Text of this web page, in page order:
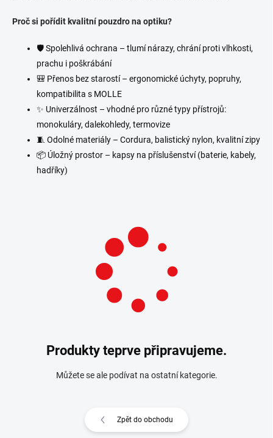
Proč si pořídit kvalitní pouzdro na optiku?
🛡 Spolehlivá ochrana – tlumí nárazy, chrání proti vlhkosti,
prachu i poškrábání
🎒 Přenos bez starostí – ergonomické úchyty, popruhy,
kompatibilita s MOLLE
✨ Univerzálnost – vhodné pro různé typy přístrojů:
monokuláry, dalekohledy, termovize
🧵 Odolné materiály – Cordura, balistický nylon, kvalitní zipy
📦 Úložný prostor – kapsy na příslušenství (baterie, kabely,
hadříky)
Produkty teprve připravujeme.
Můžete se ale podívat na ostatní kategorie.
Zpět do obchodu